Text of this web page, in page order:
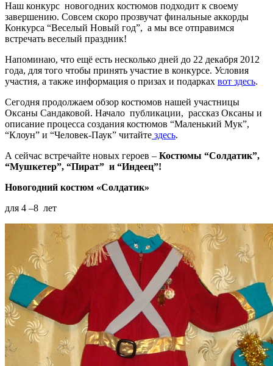
Наш конкурс новогодних костюмов подходит к своему
завершению. Совсем скоро прозвучат финальные аккорды
Конкурса “Веселый Новый год”, а мы все отправимся
встречать веселый праздник!
Напоминаю, что ещё есть несколько дней до 22 декабря 2012
года, для того чтобы принять участие в конкурсе. Условия
участия, а также информация о призах и подарках вот здесь.
Сегодня продолжаем обзор костюмов нашей участницы
Оксаны Сандаковой. Начало публикации, рассказ Оксаны и
описание процесса создания костюмов “Маленький Мук”,
“Клоун” и “Человек-Паук” читайте здесь.
А сейчас встречайте новых героев – Костюмы “Солдатик”,
“Мушкетер”, “Пират” и “Индеец”!
Новогодний костюм «Солдатик»
для 4 –8 лет